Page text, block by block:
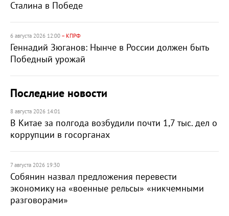
Сталина в Победе
6 августа 2026 12:00 – КПРФ
Геннадий Зюганов: Нынче в России должен быть
Победный урожай
Последние новости
8 августа 2026 14:01
В Китае за полгода возбудили почти 1,7 тыс. дел о
коррупции в госорганах
7 августа 2026 19:30
Собянин назвал предложения перевести
экономику на «военные рельсы» «никчемными
разговорами»